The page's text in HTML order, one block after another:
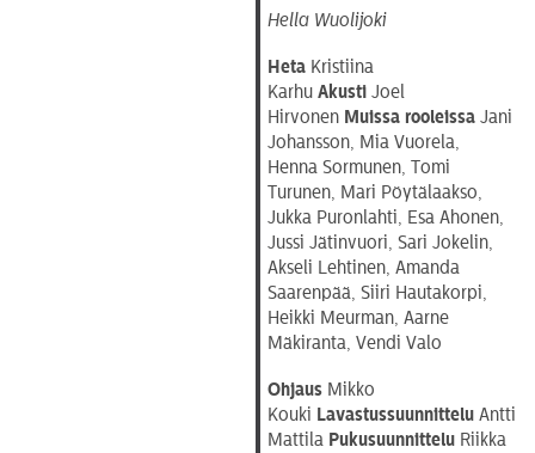
Hella Wuolijoki
HetaKristiina
Karhu AkustiJoel
Hirvonen Muissa rooleissaJani
Johansson, Mia Vuorela,
Henna Sormunen, Tomi
Turunen, Mari Pöytälaakso,
Jukka Puronlahti, Esa Ahonen,
Jussi Jätinvuori, Sari Jokelin,
Akseli Lehtinen, Amanda
Saarenpää, Siiri Hautakorpi,
Heikki Meurman, Aarne
Mäkiranta, Vendi Valo
OhjausMikko
Kouki LavastussuunnitteluAntti
Mattila PukusuunnitteluRiikka